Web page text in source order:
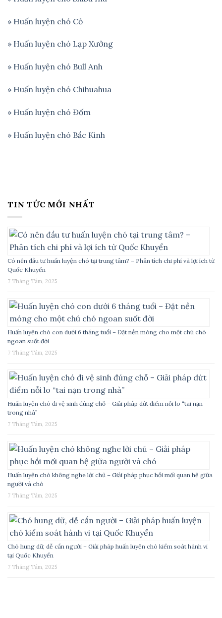
» Huấn luyện chó Cỏ
» Huấn luyện chó Lạp Xưởng
» Huấn luyện chó Bull Anh
» Huấn luyện chó Chihuahua
» Huấn luyện chó Đốm
» Huấn luyện chó Bắc Kinh
TIN TỨC MỚI NHẤT
Có nên đầu tư huấn luyện chó tại trung tâm? – Phân tích chi phí và lợi ích từ
Quốc Khuyển
7 Tháng Tám, 2025
Huấn luyện chó con dưới 6 tháng tuổi – Đặt nền móng cho một chú chó
ngoan suốt đời
7 Tháng Tám, 2025
Huấn luyện chó đi vệ sinh đúng chỗ – Giải pháp dứt điểm nỗi lo “tai nạn
trong nhà”
7 Tháng Tám, 2025
Huấn luyện chó không nghe lời chủ – Giải pháp phục hồi mối quan hệ giữa
người và chó
7 Tháng Tám, 2025
Chó hung dữ, dễ cắn người – Giải pháp huấn luyện chó kiểm soát hành vi
tại Quốc Khuyển
7 Tháng Tám, 2025